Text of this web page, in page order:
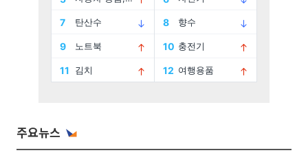
주요뉴스